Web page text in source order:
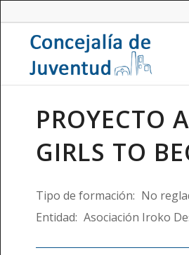
PROYECTO
GIRLS TO
Tipo de formación: No
Entidad: Asociación Iroko